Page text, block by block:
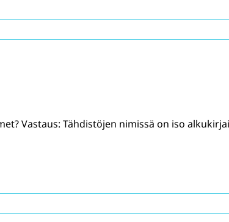
Vastaus: Tähdistöjen nimissä on iso